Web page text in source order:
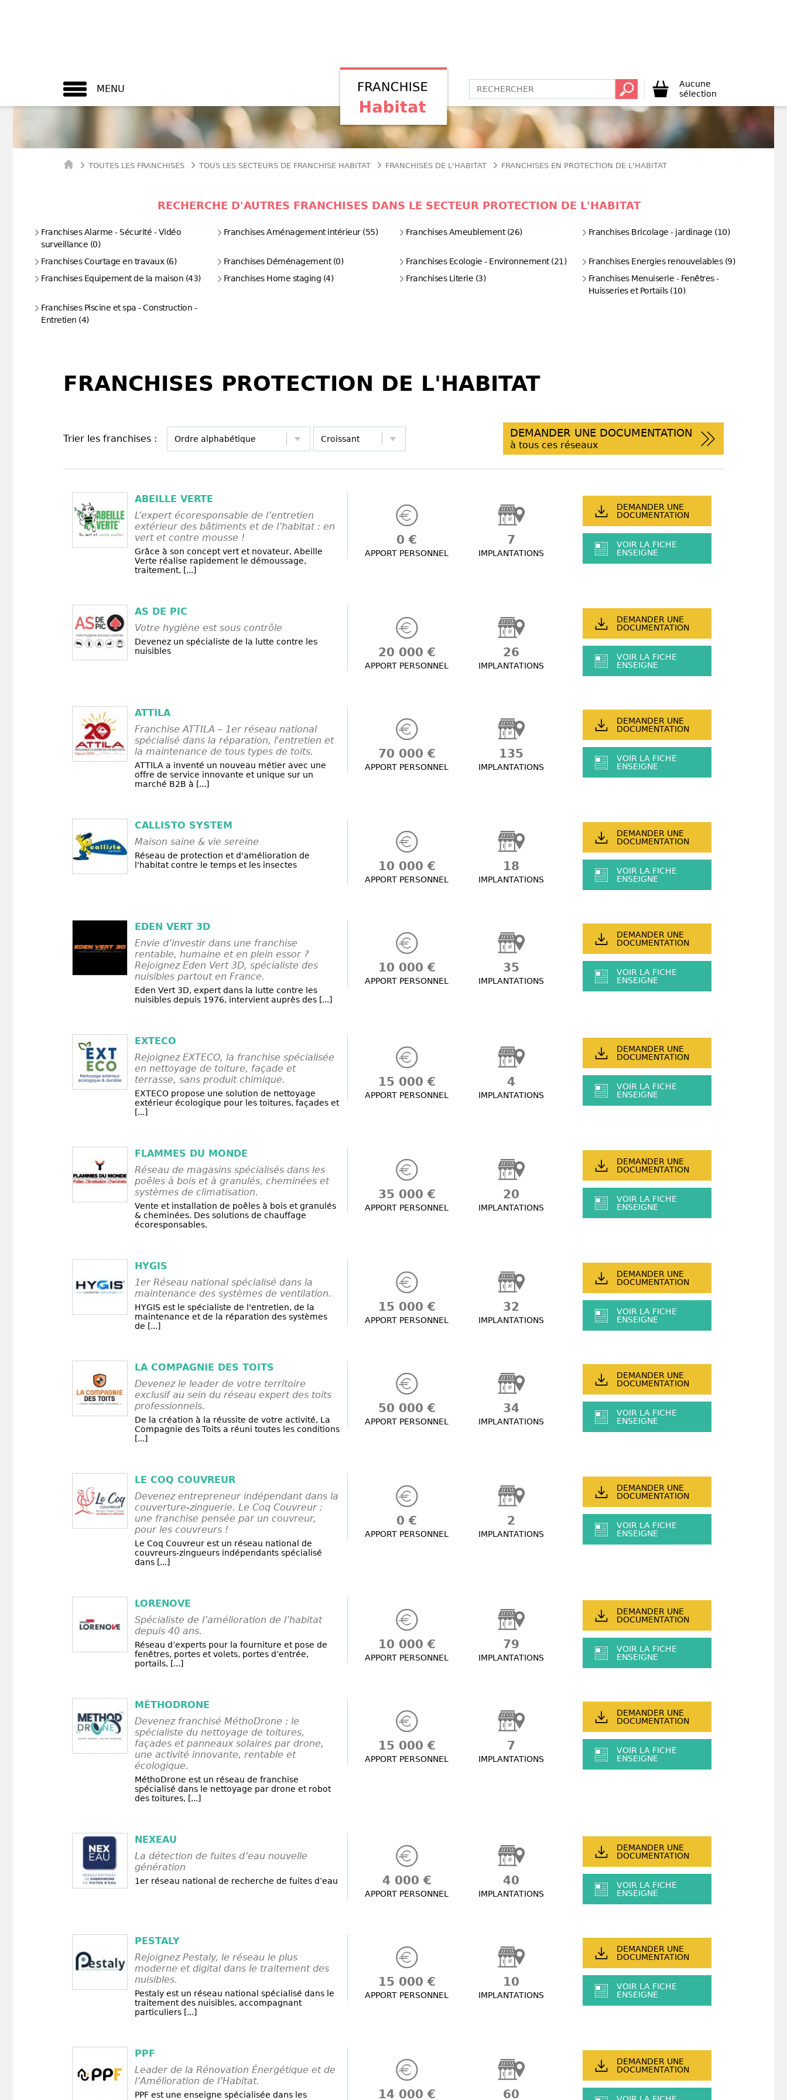
MENU
Aucune
sélection
TOUTES LES FRANCHISES TOUS LES SECTEURS DE FRANCHISE HABITAT FRANCHISES DE L'HABITAT FRANCHISES EN PROTECTION DE L'HABITAT
RECHERCHE D'AUTRES FRANCHISES DANS LE SECTEUR PROTECTION DE L'HABITAT
Franchises Alarme - Sécurité - Vidéo
surveillance (0)
Franchises Aménagement intérieur (55) Franchises Ameublement (26) Franchises Bricolage - jardinage (10)
Franchises Courtage en travaux (6) Franchises Déménagement (0) Franchises Ecologie - Environnement (21)
Franchises Energies renouvelables (9)
Franchises Equipement de la maison (43)
Franchises Home staging (4) Franchises Literie (3)
Franchises Menuiserie - Fenêtres -
Huisseries et Portails (10)
Franchises Piscine et spa - Construction -
Entretien (4)
FRANCHISES PROTECTION DE L'HABITAT
Trier les franchises : DEMANDER UNE DOCUMENTATION
à tous ces réseaux
ABEILLE VERTE
L’expert écoresponsable de l’entretien
extérieur des bâtiments et de l’habitat : en
vert et contre mousse !
Grâce à son concept vert et novateur, Abeille
Verte réalise rapidement le démoussage,
traitement, [...]
0 €
APPORT PERSONNEL
7
IMPLANTATIONS
DEMANDER UNE
DOCUMENTATION
VOIR LA FICHE
ENSEIGNE
AS DE PIC
Votre hygiène est sous contrôle
Devenez un spécialiste de la lutte contre les
nuisibles
20 000 €
APPORT PERSONNEL
26
IMPLANTATIONS
DEMANDER UNE
DOCUMENTATION
VOIR LA FICHE
ENSEIGNE
ATTILA
Franchise ATTILA – 1er réseau national
spécialisé dans la réparation, l'entretien et
la maintenance de tous types de toits.
ATTILA a inventé un nouveau métier avec une
offre de service innovante et unique sur un
marché B2B à [...]
70 000 €
APPORT PERSONNEL
135
IMPLANTATIONS
DEMANDER UNE
DOCUMENTATION
VOIR LA FICHE
ENSEIGNE
CALLISTO SYSTEM
Maison saine & vie sereine
Réseau de protection et d'amélioration de
l'habitat contre le temps et les insectes
10 000 €
APPORT PERSONNEL
18
IMPLANTATIONS
DEMANDER UNE
DOCUMENTATION
VOIR LA FICHE
ENSEIGNE
EDEN VERT 3D
Envie d’investir dans une franchise
rentable, humaine et en plein essor ?
Rejoignez Eden Vert 3D, spécialiste des
nuisibles partout en France.
Eden Vert 3D, expert dans la lutte contre les
nuisibles depuis 1976, intervient auprès des [...]
10 000 €
APPORT PERSONNEL
35
IMPLANTATIONS
DEMANDER UNE
DOCUMENTATION
VOIR LA FICHE
ENSEIGNE
EXTECO
Rejoignez EXTECO, la franchise spécialisée
en nettoyage de toiture, façade et
terrasse, sans produit chimique.
EXTECO propose une solution de nettoyage
extérieur écologique pour les toitures, façades et
[...]
15 000 €
APPORT PERSONNEL
4
IMPLANTATIONS
DEMANDER UNE
DOCUMENTATION
VOIR LA FICHE
ENSEIGNE
FLAMMES DU MONDE
Réseau de magasins spécialisés dans les
poêles à bois et à granulés, cheminées et
systèmes de climatisation.
Vente et installation de poêles à bois et granulés
& cheminées. Des solutions de chauffage
écoresponsables.
35 000 €
APPORT PERSONNEL
20
IMPLANTATIONS
DEMANDER UNE
DOCUMENTATION
VOIR LA FICHE
ENSEIGNE
HYGIS
1er Réseau national spécialisé dans la
maintenance des systèmes de ventilation.
HYGIS est le spécialiste de l'entretien, de la
maintenance et de la réparation des systèmes
de [...]
15 000 €
APPORT PERSONNEL
32
IMPLANTATIONS
DEMANDER UNE
DOCUMENTATION
VOIR LA FICHE
ENSEIGNE
LA COMPAGNIE DES TOITS
Devenez le leader de votre territoire
exclusif au sein du réseau expert des toits
professionnels.
De la création à la réussite de votre activité, La
Compagnie des Toits a réuni toutes les conditions
[...]
50 000 €
APPORT PERSONNEL
34
IMPLANTATIONS
DEMANDER UNE
DOCUMENTATION
VOIR LA FICHE
ENSEIGNE
LE COQ COUVREUR
Devenez entrepreneur indépendant dans la
couverture-zinguerie. Le Coq Couvreur :
une franchise pensée par un couvreur,
pour les couvreurs !
Le Coq Couvreur est un réseau national de
couvreurs-zingueurs indépendants spécialisé
dans [...]
0 €
APPORT PERSONNEL
2
IMPLANTATIONS
DEMANDER UNE
DOCUMENTATION
VOIR LA FICHE
ENSEIGNE
LORENOVE
Spécialiste de l’amélioration de l’habitat
depuis 40 ans.
Réseau d’experts pour la fourniture et pose de
fenêtres, portes et volets, portes d’entrée,
portails, [...]
10 000 €
APPORT PERSONNEL
79
IMPLANTATIONS
DEMANDER UNE
DOCUMENTATION
VOIR LA FICHE
ENSEIGNE
MÉTHODRONE
Devenez franchisé MéthoDrone : le
spécialiste du nettoyage de toitures,
façades et panneaux solaires par drone,
une activité innovante, rentable et
écologique.
MéthoDrone est un réseau de franchise
spécialisé dans le nettoyage par drone et robot
des toitures, [...]
15 000 €
APPORT PERSONNEL
7
IMPLANTATIONS
DEMANDER UNE
DOCUMENTATION
VOIR LA FICHE
ENSEIGNE
NEXEAU
La détection de fuites d’eau nouvelle
génération
1er réseau national de recherche de fuites d’eau 4 000 €
APPORT PERSONNEL
40
IMPLANTATIONS
DEMANDER UNE
DOCUMENTATION
VOIR LA FICHE
ENSEIGNE
PESTALY
Rejoignez Pestaly, le réseau le plus
moderne et digital dans le traitement des
nuisibles.
Pestaly est un réseau national spécialisé dans le
traitement des nuisibles, accompagnant
particuliers [...]
15 000 €
APPORT PERSONNEL
10
IMPLANTATIONS
DEMANDER UNE
DOCUMENTATION
VOIR LA FICHE
ENSEIGNE
PPF
Leader de la Rénovation Énergétique et de
l’Amélioration de l’Habitat.
PPF est une enseigne spécialisée dans les
14 000 € 60
DEMANDER UNE
DOCUMENTATION